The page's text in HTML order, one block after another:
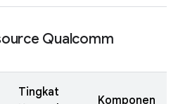
Qualcomm
Tingkat
Komponen